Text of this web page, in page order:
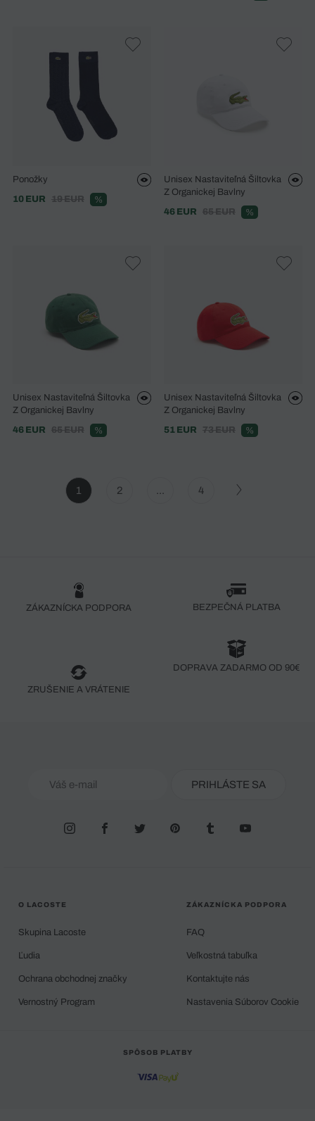
Ponožky
10 EUR
19 EUR %
Unisex Nastaviteľná Šiltovka
Z Organickej Bavlny
46 EUR
65 EUR %
Unisex Nastaviteľná Šiltovka
Z Organickej Bavlny
46 EUR
65 EUR %
Unisex Nastaviteľná Šiltovka
Z Organickej Bavlny
51 EUR
73 EUR %
1 2 4
ZÁKAZNÍCKA PODPORA BEZPEČNÁ PLATBA
ZRUŠENIE A VRÁTENIE
DOPRAVA ZADARMO OD 90€
PRIHLÁSTE SA
O LACOSTE
Skupina Lacoste
Ľudia
Ochrana obchodnej značky
Vernostný Program
ZÁKAZNÍCKA PODPORA
FAQ
Veľkostná tabuľka
Kontaktujte nás
Nastavenia Súborov Cookie
SPÔSOB PLATBY